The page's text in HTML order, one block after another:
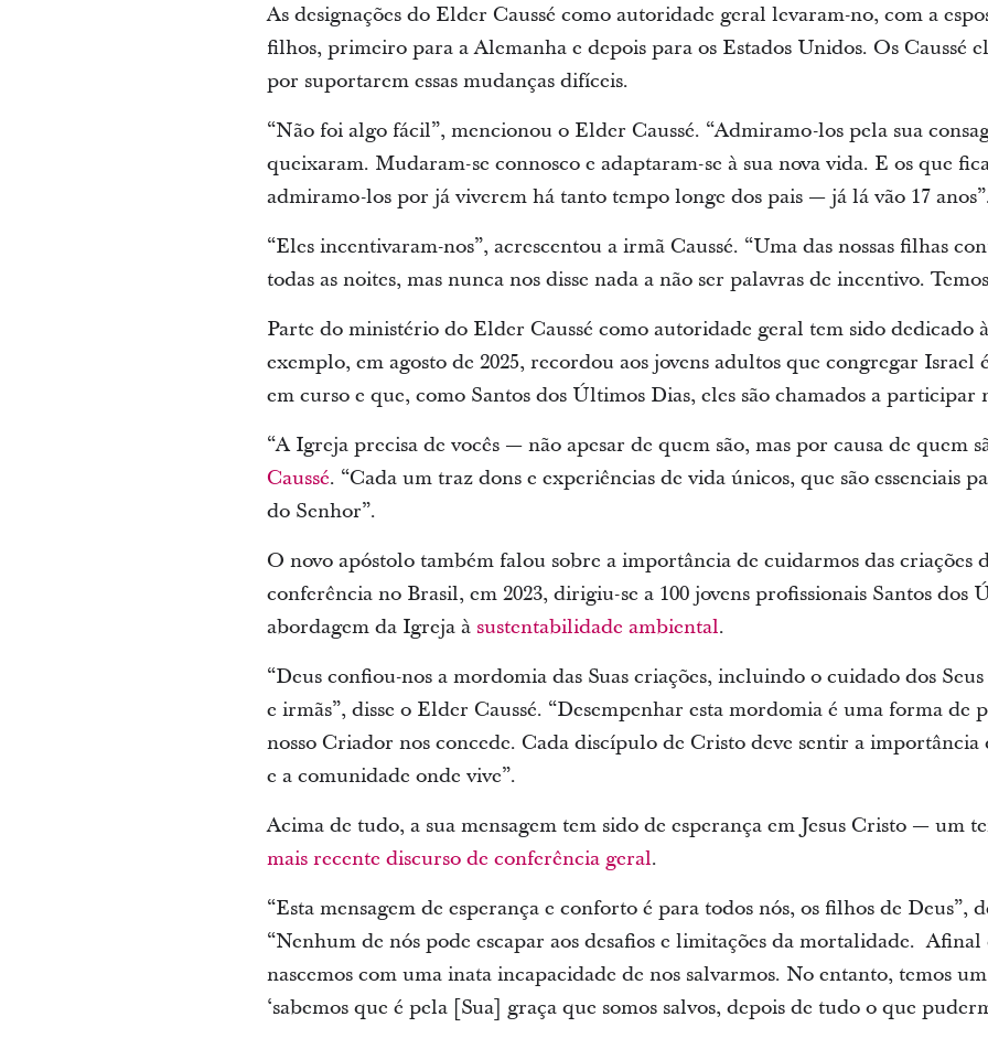
As designações do Elder Caussé como autoridade geral levaram-no, com a
filhos, primeiro para a Alemanha e depois para os Estados Unidos. Os Caussé
por suportarem essas mudanças difíceis.
“Não foi algo fácil”, mencionou o Elder Caussé. “Admiramo-los pela sua
queixaram. Mudaram-se connosco e adaptaram-se à sua nova vida. E os que
admiramo-los por já viverem há tanto tempo longe dos pais — já lá vão 17
“Eles incentivaram-nos”, acrescentou a irmã Caussé. “Uma das nossas filhas
todas as noites, mas nunca nos disse nada a não ser palavras de incentivo.
Parte do ministério do Elder Caussé como autoridade geral tem sido dedicado
exemplo, em agosto de 2025, recordou aos jovens adultos que congregar Israel
em curso e que, como Santos dos Últimos Dias, eles são chamados a participar
“A Igreja precisa de vocês — não apesar de quem são, mas por causa de quem
Caussé. “Cada um traz dons e experiências de vida únicos, que são essenciais
do Senhor”.
O novo apóstolo também falou sobre a importância de cuidarmos das criações
conferência no Brasil, em 2023, dirigiu-se a 100 jovens profissionais Santos dos
abordagem da Igreja à sustentabilidade ambiental.
“Deus confiou-nos a mordomia das Suas criações, incluindo o cuidado dos
e irmãs”, disse o Elder Caussé. “Desempenhar esta mordomia é uma forma
nosso Criador nos concede. Cada discípulo de Cristo deve sentir a importância
e a comunidade onde vive”.
Acima de tudo, a sua mensagem tem sido de esperança em Jesus Cristo — um
mais recente discurso de conferência geral.
“Esta mensagem de esperança e conforto é para todos nós, os filhos de Deus”,
“Nenhum de nós pode escapar aos desafios e limitações da mortalidade. Afinal
nascemos com uma inata incapacidade de nos salvarmos. No entanto, temos
‘sabemos que é pela [Sua] graça que somos salvos, depois de tudo o que